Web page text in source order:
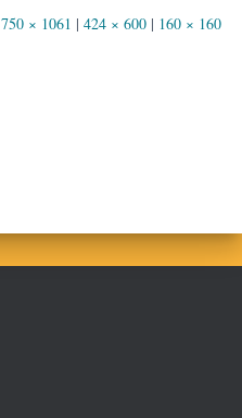
750 × 1061 | 424 × 600 | 160 × 160